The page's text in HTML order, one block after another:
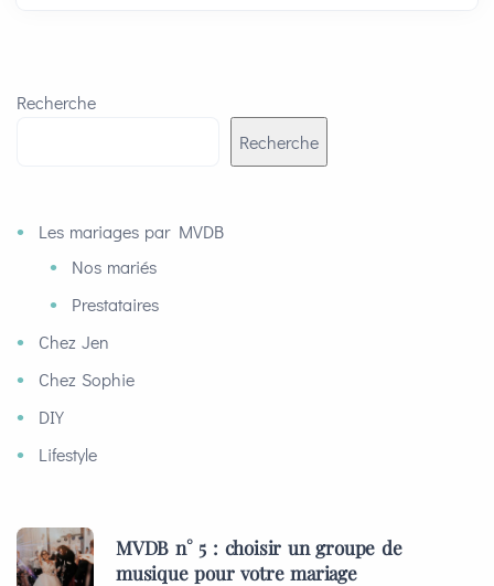
Recherche
Recherche
Les mariages par MVDB
Nos mariés
Prestataires
Chez Jen
Chez Sophie
DIY
Lifestyle
MVDB n° 5 : choisir un groupe de
musique pour votre mariage